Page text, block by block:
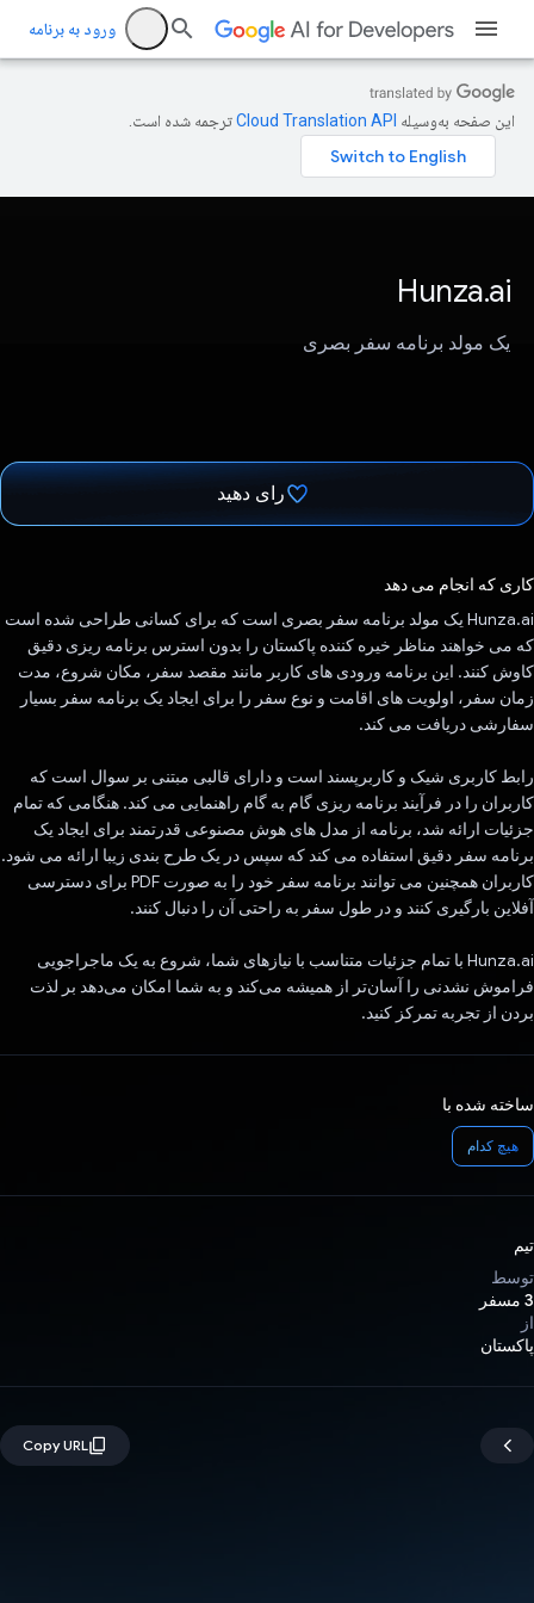
ورود به برنامه
این صفحه به‌وسیله ترجمه شده است.
Hunza.ai
یک مولد برنامه سفر بصری
رای دهید
کاری که انجام می دهد
Hunza.ai یک مولد برنامه سفر بصری است که برای کسانی طراحی شده است
که می خواهند مناظر خیره کننده پاکستان را بدون استرس برنامه ریزی دقیق
کاوش کنند. این برنامه ورودی های کاربر مانند مقصد سفر، مکان شروع، مدت
زمان سفر، اولویت های اقامت و نوع سفر را برای ایجاد یک برنامه سفر بسیار
سفارشی دریافت می کند.
رابط کاربری شیک و کاربرپسند است و دارای قالبی مبتنی بر سوال است که
کاربران را در فرآیند برنامه ریزی گام به گام راهنمایی می کند. هنگامی که تمام
جزئیات ارائه شد، برنامه از مدل های هوش مصنوعی قدرتمند برای ایجاد یک
برنامه سفر دقیق استفاده می کند که سپس در یک طرح بندی زیبا ارائه می شود.
کاربران همچنین می توانند برنامه سفر خود را به صورت PDF برای دسترسی
آفلاین بارگیری کنند و در طول سفر به راحتی آن را دنبال کنند.
Hunza.ai با تمام جزئیات متناسب با نیازهای شما، شروع به یک ماجراجویی
فراموش نشدنی را آسان‌تر از همیشه می‌کند و به شما امکان می‌دهد بر لذت
بردن از تجربه تمرکز کنید.
ساخته شده با
هیچ کدام
تیم
توسط
3 مسفر
از
پاکستان